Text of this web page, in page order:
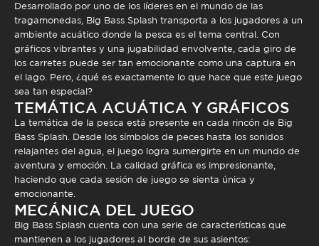
Desarrollado por uno de los líderes en el mundo de las
tragamonedas, Big Bass Splash transporta a los jugadores a un
ambiente acuático donde la pesca es el tema central. Con
gráficos vibrantes y una jugabilidad envolvente, cada giro de
los carretes puede ser tan emocionante como una captura en
el lago. Pero, ¿qué es exactamente lo que hace que este juego
sea tan especial?
TEMÁTICA ACUÁTICA Y GRÁFICOS
La temática de la pesca está presente en cada rincón de Big
Bass Splash. Desde los símbolos de peces hasta los sonidos
relajantes del agua, el juego logra sumergirte en un mundo de
aventura y emoción. La calidad gráfica es impresionante,
haciendo que cada sesión de juego se sienta única y
emocionante.
MECÁNICA DEL JUEGO
Big Bass Splash cuenta con una serie de características que
mantienen a los jugadores al borde de sus asientos: